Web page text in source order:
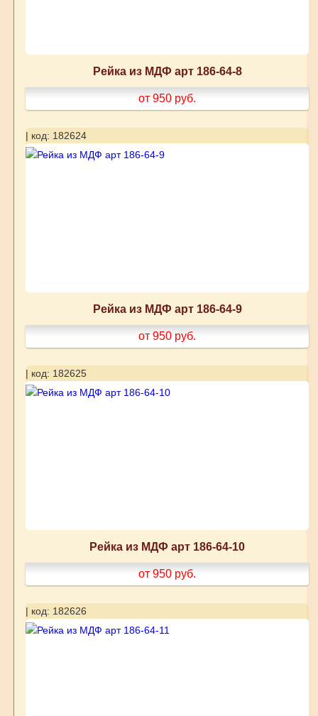
Рейка из МДФ арт 186-64-8
от 950 руб.
| код: 182624
Рейка из МДФ арт 186-64-9
от 950 руб.
| код: 182625
Рейка из МДФ арт 186-64-10
от 950 руб.
| код: 182626